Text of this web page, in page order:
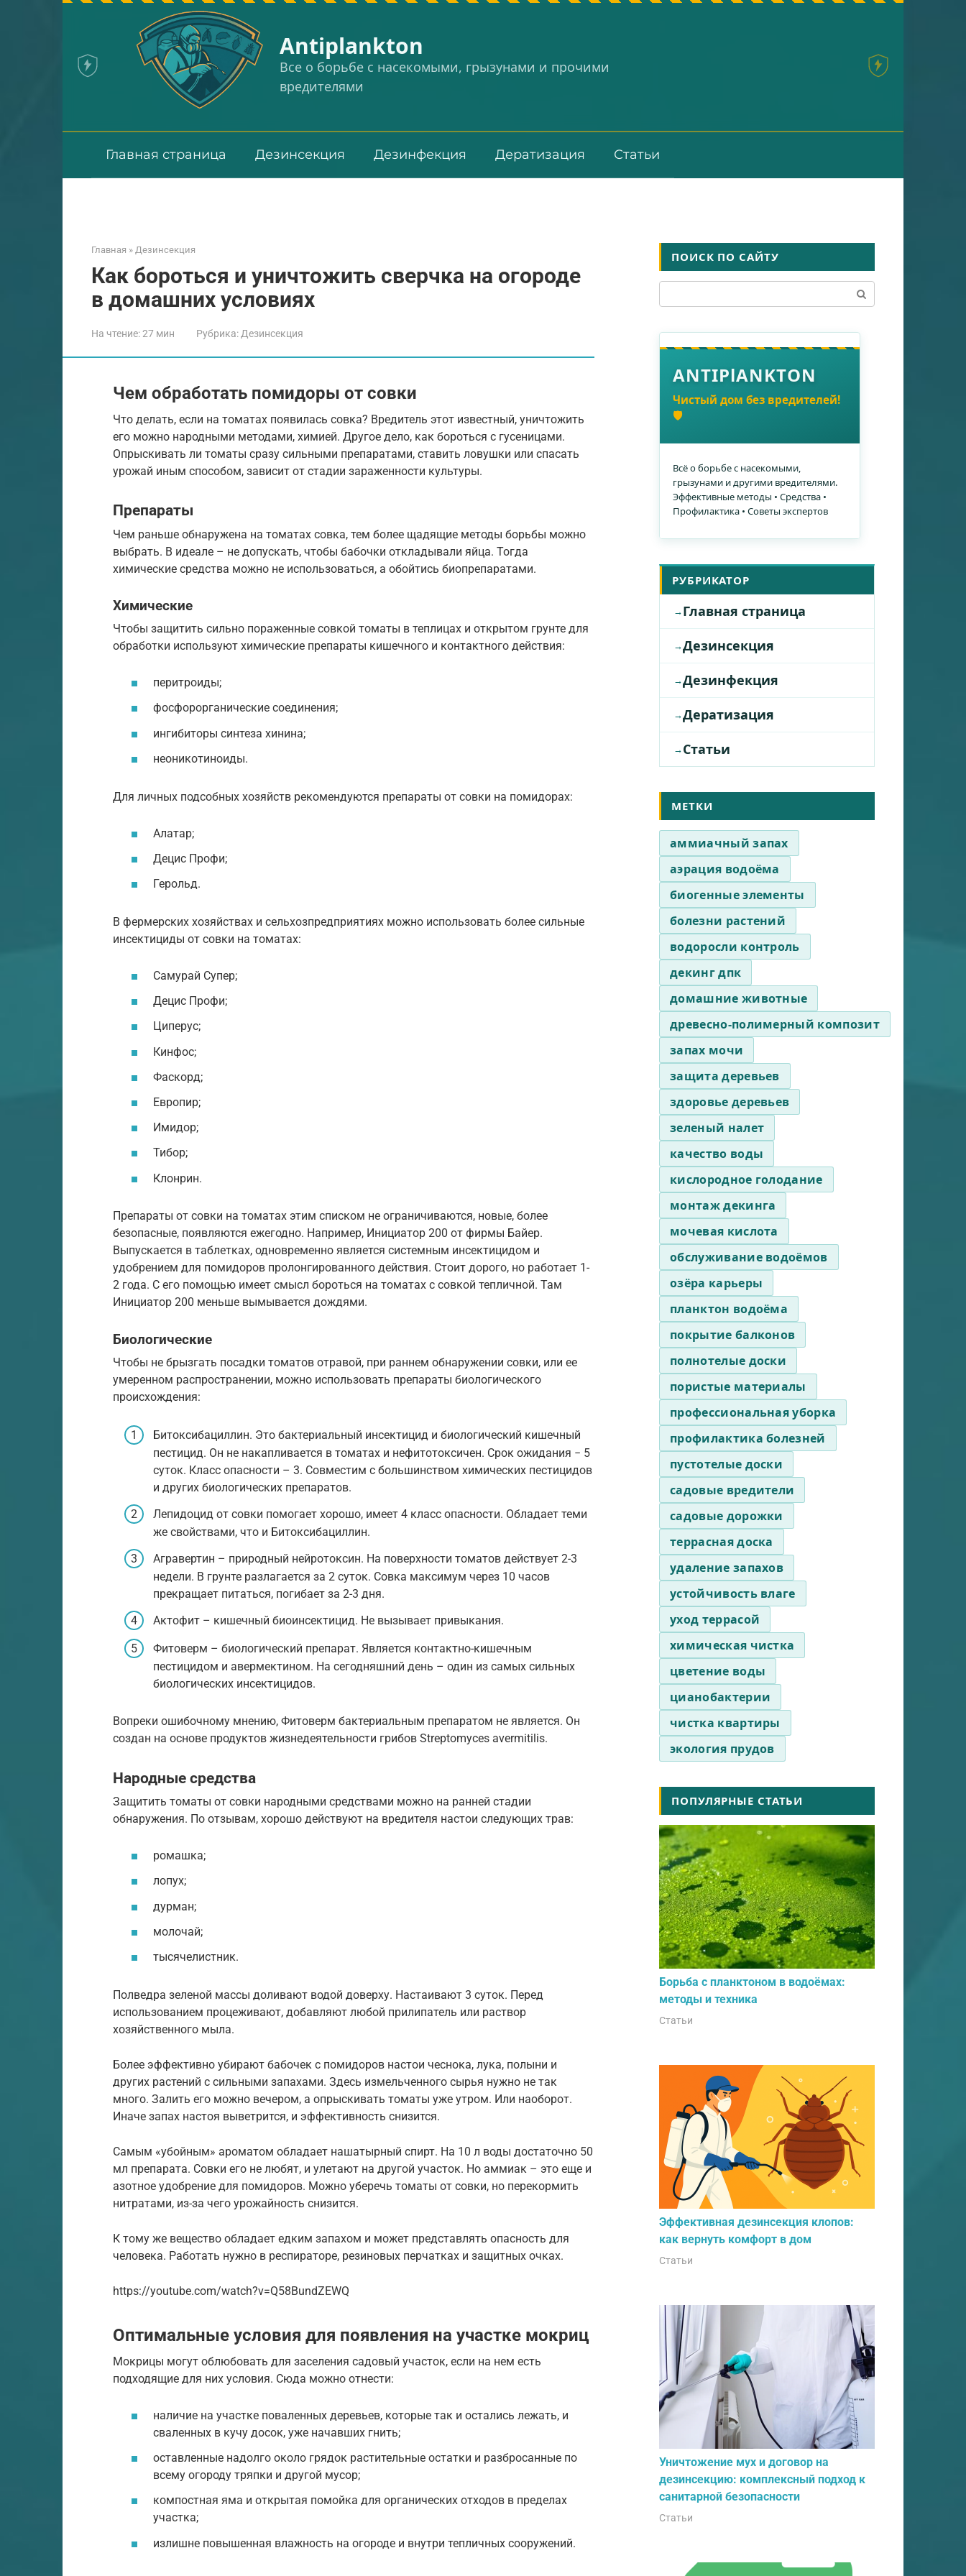
Аntiplankton
Все о борьбе с насекомыми, грызунами и прочими
вредителями
Главная страница Дезинсекция Дезинфекция Дератизация Статьи
Главная » Дезинсекция
Как бороться и уничтожить сверчка на огороде
в домашних условиях
На чтение:27 мин Рубрика: Дезинсекция
Чем обработать помидоры от совки
Что делать, если на томатах появилась совка? Вредитель этот известный, уничтожить
его можно народными методами, химией. Другое дело, как бороться с гусеницами.
Опрыскивать ли томаты сразу сильными препаратами, ставить ловушки или спасать
урожай иным способом, зависит от стадии зараженности культуры.
Препараты
Чем раньше обнаружена на томатах совка, тем более щадящие методы борьбы можно
выбрать. В идеале – не допускать, чтобы бабочки откладывали яйца. Тогда
химические средства можно не использоваться, а обойтись биопрепаратами.
Химические
Чтобы защитить сильно пораженные совкой томаты в теплицах и открытом грунте для
обработки используют химические препараты кишечного и контактного действия:
перитроиды;
фосфорорганические соединения;
ингибиторы синтеза хинина;
неоникотиноиды.
Для личных подсобных хозяйств рекомендуются препараты от совки на помидорах:
Алатар;
Децис Профи;
Герольд.
В фермерских хозяйствах и сельхозпредприятиях можно использовать более сильные
инсектициды от совки на томатах:
Самурай Супер;
Децис Профи;
Циперус;
Кинфос;
Фаскорд;
Европир;
Имидор;
Тибор;
Клонрин.
Препараты от совки на томатах этим списком не ограничиваются, новые, более
безопасные, появляются ежегодно. Например, Инициатор 200 от фирмы Байер.
Выпускается в таблетках, одновременно является системным инсектицидом и
удобрением для помидоров пролонгированного действия. Стоит дорого, но работает 1-
2 года. С его помощью имеет смысл бороться на томатах с совкой тепличной. Там
Инициатор 200 меньше вымывается дождями.
Биологические
Чтобы не брызгать посадки томатов отравой, при раннем обнаружении совки, или ее
умеренном распространении, можно использовать препараты биологического
происхождения:
Битоксибациллин. Это бактериальный инсектицид и биологический кишечный
пестицид. Он не накапливается в томатах и нефитотоксичен. Срок ожидания − 5
суток. Класс опасности – 3. Совместим с большинством химических пестицидов
и других биологических препаратов.
Лепидоцид от совки помогает хорошо, имеет 4 класс опасности. Обладает теми
же свойствами, что и Битоксибациллин.
Агравертин – природный нейротоксин. На поверхности томатов действует 2-3
недели. В грунте разлагается за 2 суток. Совка максимум через 10 часов
прекращает питаться, погибает за 2-3 дня.
Актофит – кишечный биоинсектицид. Не вызывает привыкания.
Фитоверм – биологический препарат. Является контактно-кишечным
пестицидом и авермектином. На сегодняшний день – один из самых сильных
биологических инсектицидов.
Вопреки ошибочному мнению, Фитоверм бактериальным препаратом не является. Он
создан на основе продуктов жизнедеятельности грибов Streptomyces avermitilis.
Народные средства
Защитить томаты от совки народными средствами можно на ранней стадии
обнаружения. По отзывам, хорошо действуют на вредителя настои следующих трав:
ромашка;
лопух;
дурман;
молочай;
тысячелистник.
Полведра зеленой массы доливают водой доверху. Настаивают 3 суток. Перед
использованием процеживают, добавляют любой прилипатель или раствор
хозяйственного мыла.
Более эффективно убирают бабочек с помидоров настои чеснока, лука, полыни и
других растений с сильными запахами. Здесь измельченного сырья нужно не так
много. Залить его можно вечером, а опрыскивать томаты уже утром. Или наоборот.
Иначе запах настоя выветрится, и эффективность снизится.
Самым «убойным» ароматом обладает нашатырный спирт. На 10 л воды достаточно 50
мл препарата. Совки его не любят, и улетают на другой участок. Но аммиак – это еще и
азотное удобрение для помидоров. Можно уберечь томаты от совки, но перекормить
нитратами, из-за чего урожайность снизится.
К тому же вещество обладает едким запахом и может представлять опасность для
человека. Работать нужно в респираторе, резиновых перчатках и защитных очках.
https://youtube.com/watch?v=Q58BundZEWQ
Оптимальные условия для появления на участке мокриц
Мокрицы могут облюбовать для заселения садовый участок, если на нем есть
подходящие для них условия. Сюда можно отнести:
наличие на участке поваленных деревьев, которые так и остались лежать, и
сваленных в кучу досок, уже начавших гнить;
оставленные надолго около грядок растительные остатки и разбросанные по
всему огороду тряпки и другой мусор;
компостная яма и открытая помойка для органических отходов в пределах
участка;
излишне повышенная влажность на огороде и внутри тепличных сооружений.
ПОИСК ПО САЙТУ
ANTIPlANKTON
Чистый дом без вредителей!
🛡️
Всё о борьбе с насекомыми,
грызунами и другими вредителями.
Эффективные методы • Средства •
Профилактика • Советы экспертов
РУБРИКАТОР
Главная страница
Дезинсекция
Дезинфекция
Дератизация
Статьи
МЕТКИ
аммиачный запах
аэрация водоёма
биогенные элементы
болезни растений
водоросли контроль
декинг дпк
домашние животные
древесно-полимерный композит
запах мочи
защита деревьев
здоровье деревьев
зеленый налет
качество воды
кислородное голодание
монтаж декинга
мочевая кислота
обслуживание водоёмов
озёра карьеры
планктон водоёма
покрытие балконов
полнотелые доски
пористые материалы
профессиональная уборка
профилактика болезней
пустотелые доски
садовые вредители
садовые дорожки
террасная доска
удаление запахов
устойчивость влаге
уход террасой
химическая чистка
цветение воды
цианобактерии
чистка квартиры
экология прудов
ПОПУЛЯРНЫЕ СТАТЬИ
Борьба с планктоном в водоёмах:
методы и техника
Статьи
Эффективная дезинсекция клопов:
как вернуть комфорт в дом
Статьи
Уничтожение мух и договор на
дезинсекцию: комплексный подход к
санитарной безопасности
Статьи